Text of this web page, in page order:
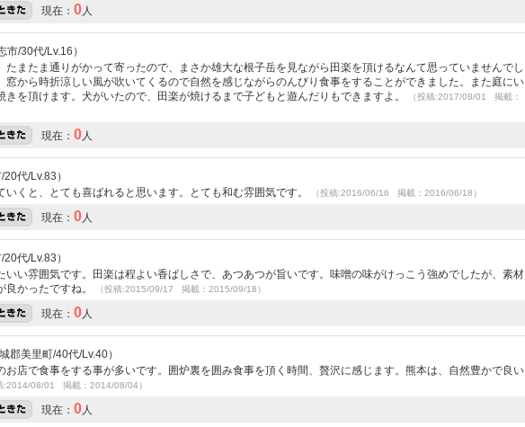
現在： 0 人
/30代/Lv.16）
たまたま通りがかって寄ったので、まさか雄大な根子岳を見ながら田楽を頂けるなんて思っていませんでし
窓から時折涼しい風が吹いてくるので自然を感じながらのんびり食事をすることができました。また庭にい
きを頂けます。犬がいたので、田楽が焼けるまで子どもと遊んだりもできますよ。
（投稿:2017/08/01 掲載：
現在： 0 人
代/Lv.83）
いくと、とても喜ばれると思います。とても和む雰囲気です。
（投稿:2016/06/16 掲載：2016/06/18）
現在： 0 人
代/Lv.83）
いい雰囲気です。田楽は程よい香ばしさで、あつあつが旨いです。味噌の味がけっこう強めでしたが、素材
良かったですね。
（投稿:2015/09/17 掲載：2015/09/18）
現在： 0 人
郡美里町/40代/Lv.40）
お店で食事をする事が多いです。囲炉裏を囲み食事を頂く時間、贅沢に感じます。熊本は、自然豊かで良い
:2014/08/01 掲載：2014/08/04）
現在： 0 人